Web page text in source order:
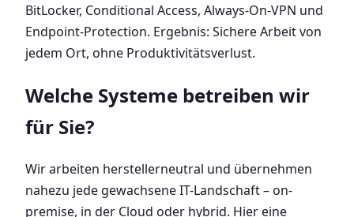
BitLocker, Conditional Access, Always-On-VPN und
Endpoint-Protection. Ergebnis: Sichere Arbeit von
jedem Ort, ohne Produktivitätsverlust.
Welche Systeme betreiben wir
für Sie?
Wir arbeiten herstellerneutral und übernehmen
nahezu jede gewachsene IT-Landschaft – on-
premise, in der Cloud oder hybrid. Hier eine